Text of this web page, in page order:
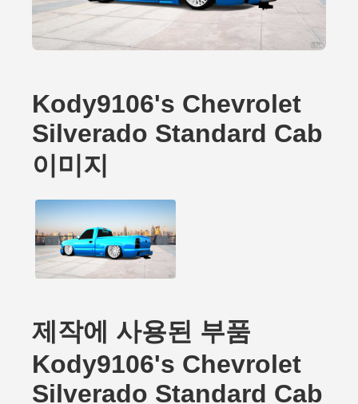
Kody9106's Chevrolet
Silverado Standard Cab
이미지
제작에 사용된 부품
Kody9106's Chevrolet
Silverado Standard Cab